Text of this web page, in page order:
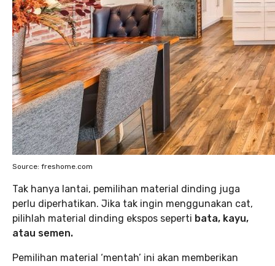
Source: freshome.com
Tak hanya lantai, pemilihan material dinding juga
perlu diperhatikan. Jika tak ingin menggunakan cat,
pilihlah material dinding ekspos seperti bata, kayu,
atau semen.
Pemilihan material ‘mentah’ ini akan memberikan